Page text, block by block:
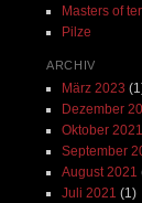
Masters of
Pilze
ARCHIV
März 2023
Dezember
Oktober 2021
September
August 2021
Juli 2021 (1)